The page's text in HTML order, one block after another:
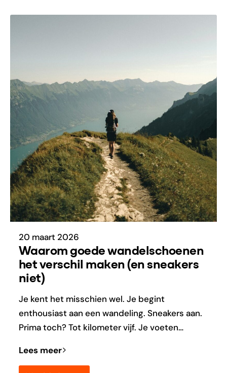
20 maart 2026
Waarom goede wandelschoenen
het verschil maken (en sneakers
niet)
Je kent het misschien wel. Je begint
enthousiast aan een wandeling. Sneakers aan.
Prima toch? Tot kilometer vijf. Je voeten…
Lees meer